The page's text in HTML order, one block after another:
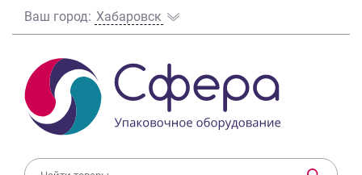
Ваш город: Хабаровск